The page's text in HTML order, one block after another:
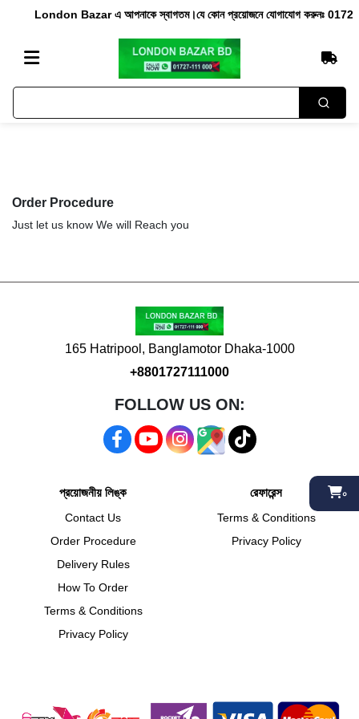
London Bazar এ আপনাকে স্বাগতম।যে কোন প্রয়োজনে যোগাযোগ করুনঃ
Order Procedure
Just let us know We will Reach you
165 Hatripool, Banglamotor Dhaka-1000
+8801727111000
FOLLOW US ON:
প্রয়োজনীয় লিঙ্ক
Contact Us
Order Procedure
Delivery Rules
How To Order
Terms & Conditions
Privacy Policy
রেফারেন্স
Terms & Conditions
Privacy Policy
০